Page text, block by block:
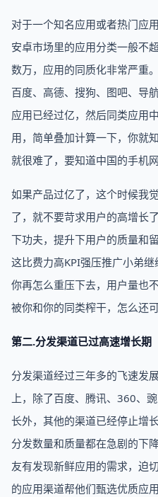
对于一个知名应用或者热门应
安卓市场里的应用分类一般不
数万，应用的同质化非常严重
百度、高德、搜狗、图吧、导
应用已经过亿，然后同类应用
用，简单叠加计算一下，你就
就很难了，要知道中国的手机
如果产品过亿了，这个时候我
了，就不要苛求用户的高增长
下功夫，提升下用户的质量和
这比费力高KPI强压推广小弟
你再怎么重压下去，用户量也
被你和你的同类榨干，怎么还
第二.分发渠道已过高速增长期
分发渠道经过三年多的飞速发
上，除了百度、腾讯、360、
长外，其他的渠道已经停止增
分发数量和质量都在急剧的下
友有发现新鲜应用的需求，迫
的应用渠道帮他们甄选优质应